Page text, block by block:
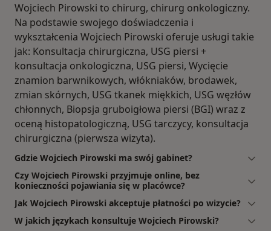
Wojciech Pirowski to chirurg, chirurg onkologiczny.
Na podstawie swojego doświadczenia i
wykształcenia Wojciech Pirowski oferuje usługi takie
jak: Konsultacja chirurgiczna, USG piersi +
konsultacja onkologiczna, USG piersi, Wycięcie
znamion barwnikowych, włókniaków, brodawek,
zmian skórnych, USG tkanek miękkich, USG węzłów
chłonnych, Biopsja gruboigłowa piersi (BGI) wraz z
oceną histopatologiczną, USG tarczycy, konsultacja
chirurgiczna (pierwsza wizyta).
Gdzie Wojciech Pirowski ma swój gabinet?
Czy Wojciech Pirowski przyjmuje online, bez
konieczności pojawiania się w placówce?
Jak Wojciech Pirowski akceptuje płatności po wizycie?
W jakich językach konsultuje Wojciech Pirowski?